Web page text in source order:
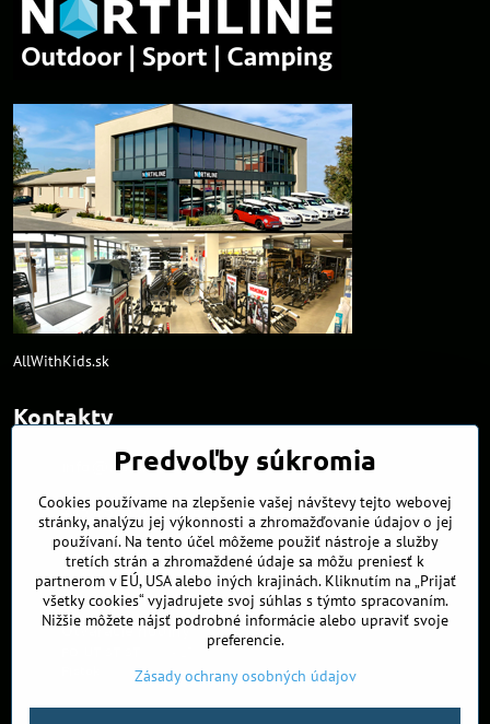
AllWithKids.sk
Kontakty
info​@northline​.sk
+421 902 255 255
Kamenná predajňa
Nádražná 34/A
90027 Ivánka pri Dunaji
Otváracie hodiny
9:00 - 17:00
8:00 - 16:00
Predvoľby súkromia
Cookies používame na zlepšenie vašej návštevy tejto webovej
stránky, analýzu jej výkonnosti a zhromažďovanie údajov o jej
používaní. Na tento účel môžeme použiť nástroje a služby
tretích strán a zhromaždené údaje sa môžu preniesť k
partnerom v EÚ, USA alebo iných krajinách. Kliknutím na „Prijať
všetky cookies“ vyjadrujete svoj súhlas s týmto spracovaním.
Nižšie môžete nájsť podrobné informácie alebo upraviť svoje
preferencie.
Zásady ochrany osobných údajov